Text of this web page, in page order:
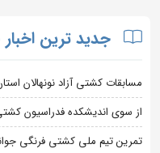
جدید ترین
مسابقات کشتی آزاد نونهالان
از سوی اندیشکده فدراسیون
تمرین تیم ملی کشتی فرنگی